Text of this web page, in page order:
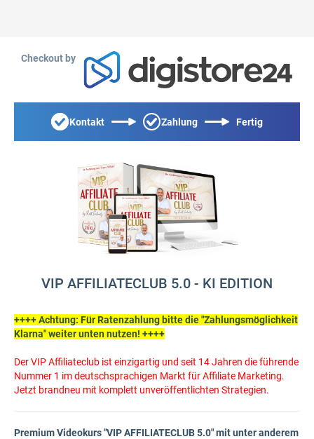
Checkout by
Kontakt Zahlung Fertig
VIP AFFILIATECLUB 5.0 - KI EDITION
++++ Achtung: Für Ratenzahlung bitte die "Zahlungsmöglichkeit
Klarna" weiter unten nutzen! ++++
Der VIP Affiliateclub ist einzigartig und seit 14 Jahren die führende
Nummer 1 im deutschsprachigen Markt für Affiliate Marketing.
Jetzt brandneu mit komplett unveröffentlichten Strategien.
Premium Videokurs "VIP AFFILIATECLUB 5.0" mit unter anderem